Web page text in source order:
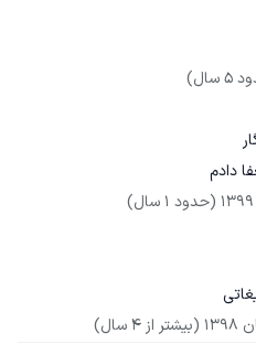
سال)
دادم
(حدود 1 سال)
(بیشتر از 4 سال)